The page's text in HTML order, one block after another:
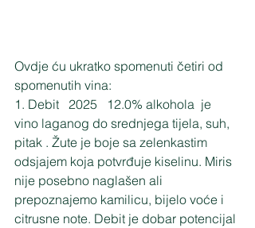
Ovdje ću ukratko spomenuti četiri od
spomenutih vina:
1. Debit   2025   12.0% alkohola  je
vino laganog do srednjega tijela, suh,
pitak . Žute je boje sa zelenkastim
odsjajem koja potvrđuje kiselinu. Miris
nije posebno naglašen ali
prepoznajemo kamilicu, bijelo voće i
citrusne note. Debit je dobar potencijal